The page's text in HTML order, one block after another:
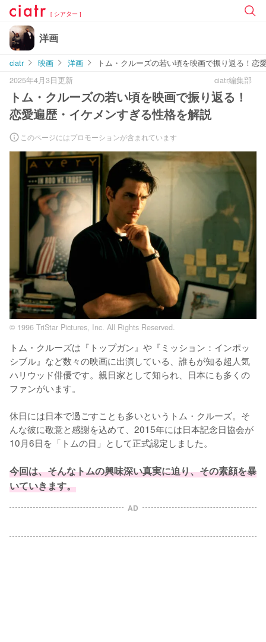
[ シアター ]
洋画
ciatr 映画 洋画
トム・クルーズの若い頃を映画で振り返る！恋
2025年4月3日更新
ciatr編集部
トム・クルーズの若い頃を映画で振り返る！
恋愛遍歴・イケメンすぎる性格を解説
このページにはプロモーションが含まれています
© 1996 TriStar Pictures, Inc. All Rights Reserved.
トム・クルーズは『トップガン』や『ミッション：インポッ
シブル』など数々の映画に出演している、誰もが知る超人気
ハリウッド俳優です。親日家として知られ、日本にも多くの
ファンがいます。
休日には日本で過ごすことも多いというトム・クルーズ。そ
んな彼に敬意と感謝を込めて、2015年には日本記念日協会が
10月6日を「トムの日」として正式認定しました。
今回は、そんなトムの興味深い真実に迫り、その素顔を暴
いていきます。
AD